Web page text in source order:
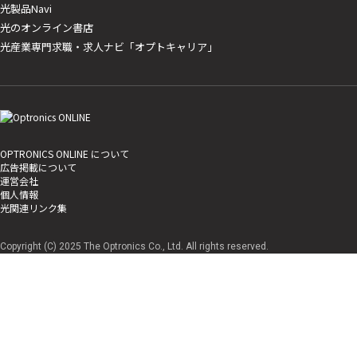
光製品Navi
光のオンライン書店
光産業専門求職・求人ナビ「オプトキャリア」
OPTRONICS ONLINE について
広告掲載について
運営会社
個人情報
光関連リンク集
Copyright (C) 2025 The Optronics Co., Ltd. All rights reserved.